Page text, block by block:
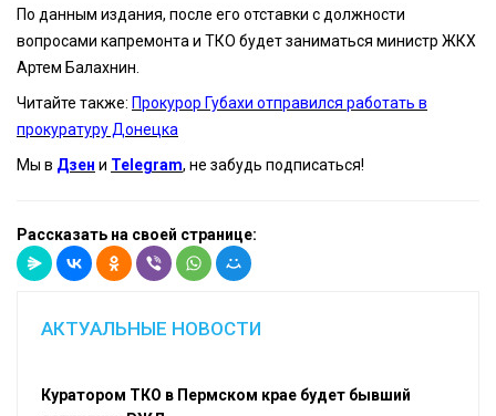
По данным издания, после его отставки с должности
вопросами капремонта и ТКО будет заниматься министр ЖКХ
Артем Балахнин.
Читайте также: Прокурор Губахи отправился работать в
прокуратуру Донецка
Мы в Дзен и Telegram, не забудь подписаться!
Рассказать на своей странице:
АКТУАЛЬНЫЕ НОВОСТИ
Куратором ТКО в Пермском крае будет бывший